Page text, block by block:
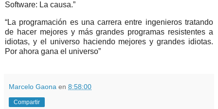
Software: La causa.”
“La programación es una carrera entre ingenieros tratando
de hacer mejores y más grandes programas resistentes a
idiotas, y el universo haciendo mejores y grandes idiotas.
Por ahora gana el universo”
Marcelo Gaona en 8:58:00
Compartir